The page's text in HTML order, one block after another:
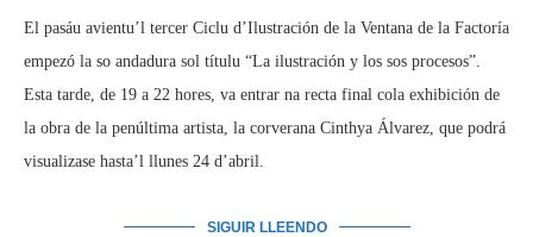
El pasáu avientu’l tercer Ciclu d’Ilustración de la Ventana de la Factoría
empezó la so andadura sol títulu “La ilustración y los sos procesos”.
Esta tarde, de 19 a 22 hores, va entrar na recta final cola exhibición de
la obra de la penúltima artista, la corverana Cinthya Álvarez, que podrá
visualizase hasta’l llunes 24 d’abril.
SIGUIR LLEENDO